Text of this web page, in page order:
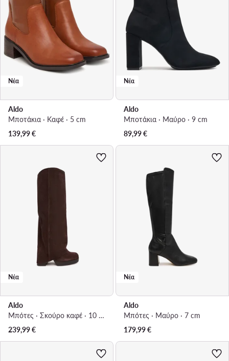
Νέα
Aldo
Μποτάκια · Καφέ · 5 cm
139,99€
Νέα
Aldo
Μποτάκια · Μαύρο · 9 cm
89,99€
Νέα
Aldo
Μπότες · Σκούρο καφέ · 10 cm
239,99€
Νέα
Aldo
Μπότες · Μαύρο · 7 cm
179,99€